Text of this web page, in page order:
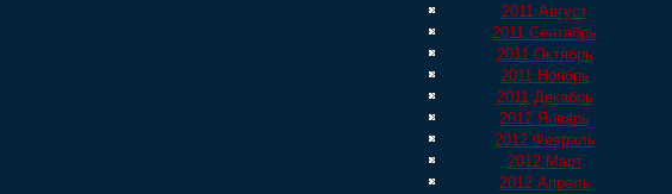
2011 Август
2011 Сентябрь
2011 Октябрь
2011 Ноябрь
2011 Декабрь
2012 Январь
2012 Февраль
2012 Март
2012 Апрель